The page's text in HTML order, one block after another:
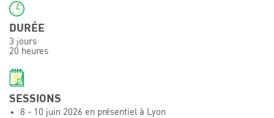
Symposium on Chain Transfer Catalysis for
sustainability – September 15 and 16, 2026
DURÉE
3 jours
20 heures
SESSIONS
8 - 10 juin 2026 en présentiel à Lyon